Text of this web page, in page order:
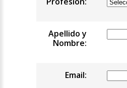
Apellido y
Nombre:
Email: